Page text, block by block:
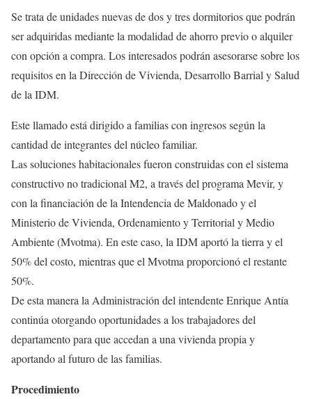
Se trata de unidades nuevas de dos y tres dormitorios que podrán
ser adquiridas mediante la modalidad de ahorro previo o alquiler
con opción a compra. Los interesados podrán asesorarse sobre los
requisitos en la Dirección de Vivienda, Desarrollo Barrial y Salud
de la IDM.
Este llamado está dirigido a familias con ingresos según la
cantidad de integrantes del núcleo familiar.
Las soluciones habitacionales fueron construidas con el sistema
constructivo no tradicional M2, a través del programa Mevir, y
con la financiación de la Intendencia de Maldonado y el
Ministerio de Vivienda, Ordenamiento y Territorial y Medio
Ambiente (Mvotma). En este caso, la IDM aportó la tierra y el
50% del costo, mientras que el Mvotma proporcionó el restante
50%.
De esta manera la Administración del intendente Enrique Antía
continúa otorgando oportunidades a los trabajadores del
departamento para que accedan a una vivienda propia y
aportando al futuro de las familias.
Procedimiento